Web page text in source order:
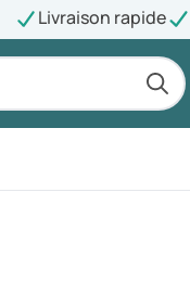
Livraison rapide